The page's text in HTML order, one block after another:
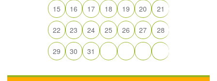
15 16 17 18 19 20 21
22 23 24 25 26 27 28
29 30 31